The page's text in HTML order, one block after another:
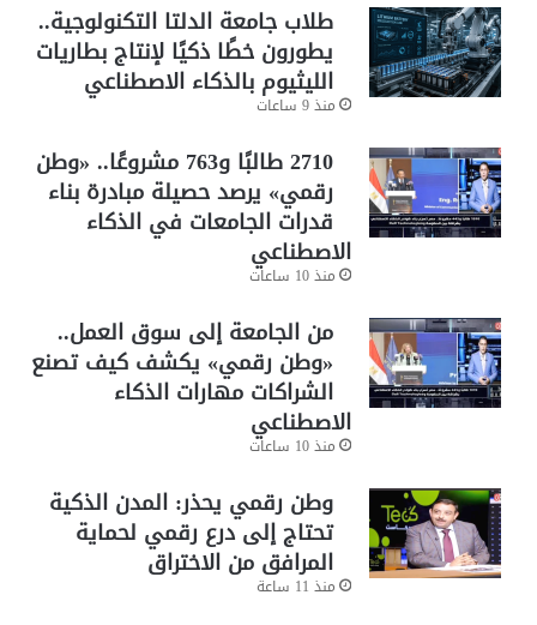
طلاب جامعة الدلتا التكنولوجية..
يطورون خطًا ذكيًا لإنتاج بطاريات
الليثيوم بالذكاء الاصطناعي
منذ 9 ساعات
2710 طالبًا و763 مشروعًا.. «وطن
رقمي» يرصد حصيلة مبادرة بناء
قدرات الجامعات في الذكاء
الاصطناعي
منذ 10 ساعات
من الجامعة إلى سوق العمل..
«وطن رقمي» يكشف كيف تصنع
الشراكات مهارات الذكاء
الاصطناعي
منذ 10 ساعات
وطن رقمي يحذر: المدن الذكية
تحتاج إلى درع رقمي لحماية
المرافق من الاختراق
منذ 11 ساعة